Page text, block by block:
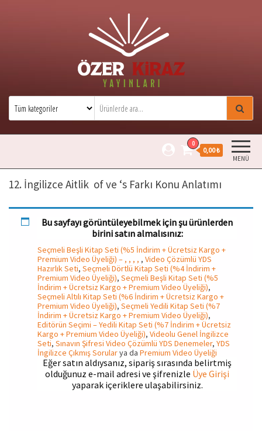
Özer Kiraz YayınlarıÖzer Kiraz kitaplarının resmi satış
MENÜ
0
0,00 ₺
12. İngilizce Aitlik of ve ‘s Farkı Konu Anlatımı
Bu sayfayı görüntüleyebilmek için şu ürünlerden
birini satın almalısınız:
Seçmeli Beşli Kitap Seti (%5 İndirim + Ücretsiz Kargo +
Premium Video Üyeliği) – , , , , , Video Çözümlü YDS
Hazırlık Seti, Seçmeli Dörtlü Kitap Seti (%4 İndirim +
Premium Video Üyeliği), Seçmeli Beşli Kitap Seti (%5
İndirim + Ücretsiz Kargo + Premium Video Üyeliği),
Seçmeli Altılı Kitap Seti (%6 İndirim + Ücretsiz Kargo +
Premium Video Üyeliği), Seçmeli Yedili Kitap Seti (%7
İndirim + Ücretsiz Kargo + Premium Video Üyeliği),
Editörün Seçimi – Yedili Kitap Seti (%7 İndirim + Ücretsiz
Kargo + Premium Video Üyeliği), Videolu Genel İngilizce
Seti, Sınavın Şifresi Video Çözümlü YDS Denemeler, YDS
İngilizce Çıkmış Sorularya da Premium Video Üyeliği
Eğer satın aldıysanız, sipariş sırasında belirtmiş
olduğunuz e-mail adresi ve şifrenizle Üye Girişi
yaparak içeriklere ulaşabilirsiniz.